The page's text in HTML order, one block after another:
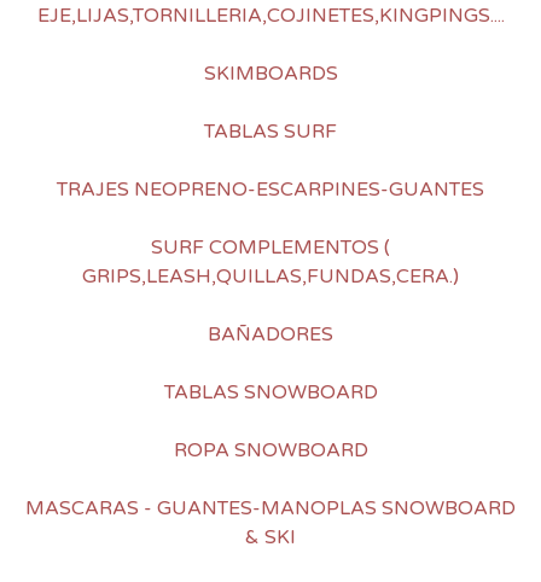
EJE,LIJAS,TORNILLERIA,COJINETES,KINGPINGS....
SKIMBOARDS
TABLAS SURF
TRAJES NEOPRENO-ESCARPINES-GUANTES
SURF COMPLEMENTOS (
GRIPS,LEASH,QUILLAS,FUNDAS,CERA.)
BAÑADORES
TABLAS SNOWBOARD
ROPA SNOWBOARD
MASCARAS - GUANTES-MANOPLAS SNOWBOARD
& SKI